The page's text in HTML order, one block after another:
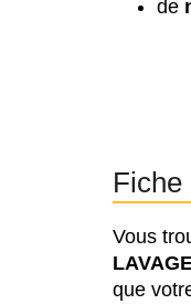
de
Fiche
Vous
que